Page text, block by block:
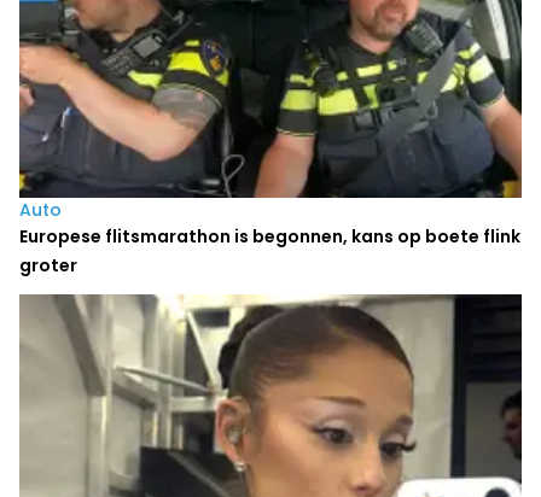
Auto
Europese flitsmarathon is begonnen, kans op boete flink
groter